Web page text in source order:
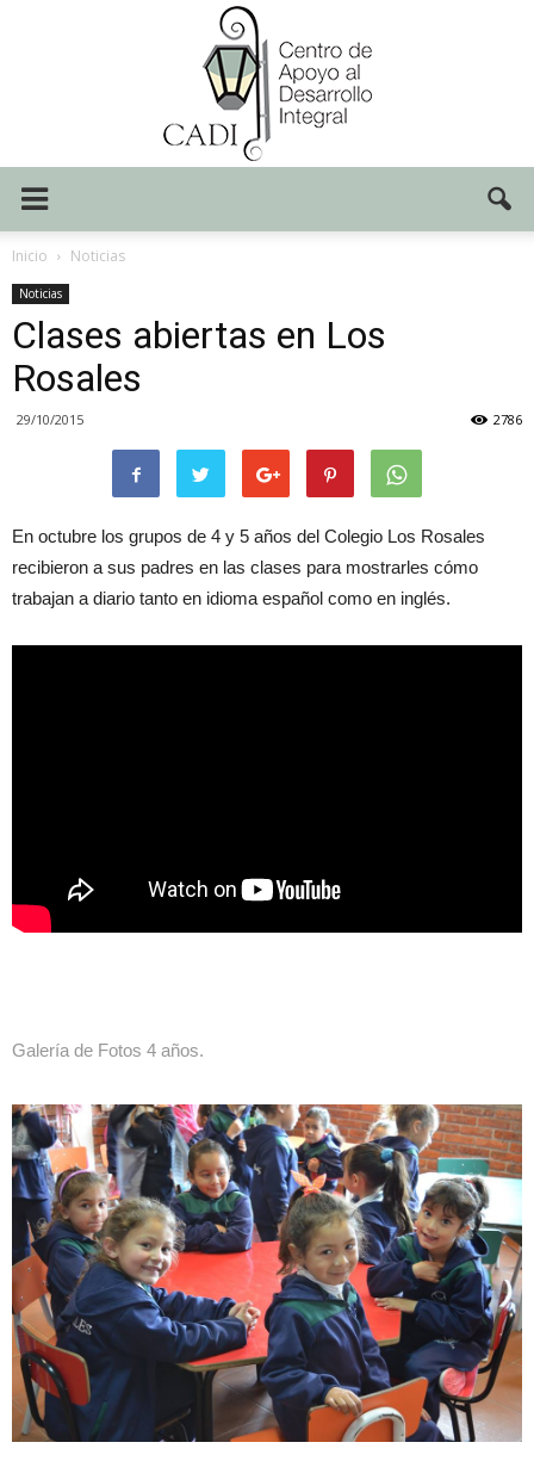
CADI
Inicio Noticias
Noticias
Clases abiertas en Los
Rosales
29/10/2015 2786
En octubre los grupos de 4 y 5 años del Colegio Los Rosales
recibieron a sus padres en las clases para mostrarles cómo
trabajan a diario tanto en idioma español como en inglés.
Galería de Fotos 4 años.